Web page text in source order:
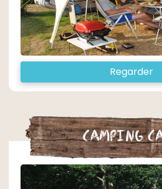
Regarder
Camping